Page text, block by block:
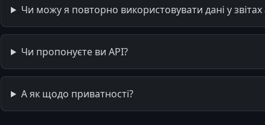
Чи можу я повторно використовувати дані у звітах
Чи пропонуєте ви API?
А як щодо приватності?